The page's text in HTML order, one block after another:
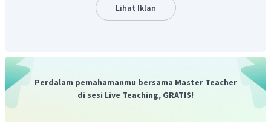
Lihat Iklan
Perdalam pemahamanmu bersama Master Teacher
di sesi Live Teaching, GRATIS!